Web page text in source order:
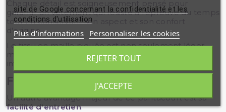
garantir un vêtement qui résiste à l'épreuve du temps
tout en conservant son aspect et son confort
d'origine.
Le tissu en maille piquée est non seulement léger
mais également résistant, assurant une tenue
impeccable au fil des lavages et des usages.
Facilité d'Entretien
Un autre avantage majeur de ce pantacourt est sa
facilité d'entretien.
site de Google concernant la confidentialité et les
conditions d'utilisation
Plus d'informations Personnaliser les cookies
REJETER TOUT
J'ACCEPTE